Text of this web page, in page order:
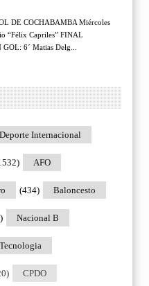
DE COCHABAMBA Miércoles
“Félix Capriles” FINAL
6´ Matias Delg...
Deporte Internacional
AFO
Baloncesto
(434)
Nacional B
Tecnologia
CPDO